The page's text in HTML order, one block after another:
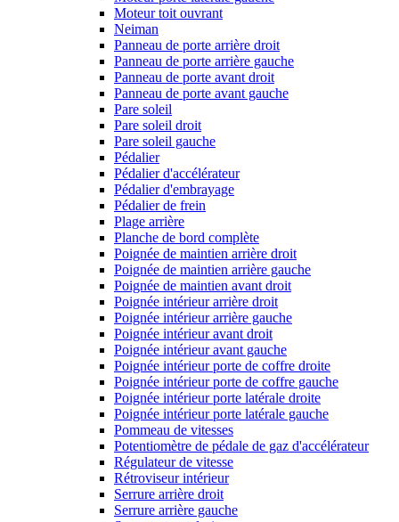
Moteur toit ouvrant
Neiman
Panneau de porte arrière droit
Panneau de porte arrière gauche
Panneau de porte avant droit
Panneau de porte avant gauche
Pare soleil
Pare soleil droit
Pare soleil gauche
Pédalier
Pédalier d'accélérateur
Pédalier d'embrayage
Pédalier de frein
Plage arrière
Planche de bord complète
Poignée de maintien arrière droit
Poignée de maintien arrière gauche
Poignée de maintien avant droit
Poignée intérieur arrière droit
Poignée intérieur arrière gauche
Poignée intérieur avant droit
Poignée intérieur avant gauche
Poignée intérieur porte de coffre droite
Poignée intérieur porte de coffre gauche
Poignée intérieur porte latérale droite
Poignée intérieur porte latérale gauche
Pommeau de vitesses
Potentiomètre de pédale de gaz d'accélérateur
Régulateur de vitesse
Rétroviseur intérieur
Serrure arrière droit
Serrure arrière gauche